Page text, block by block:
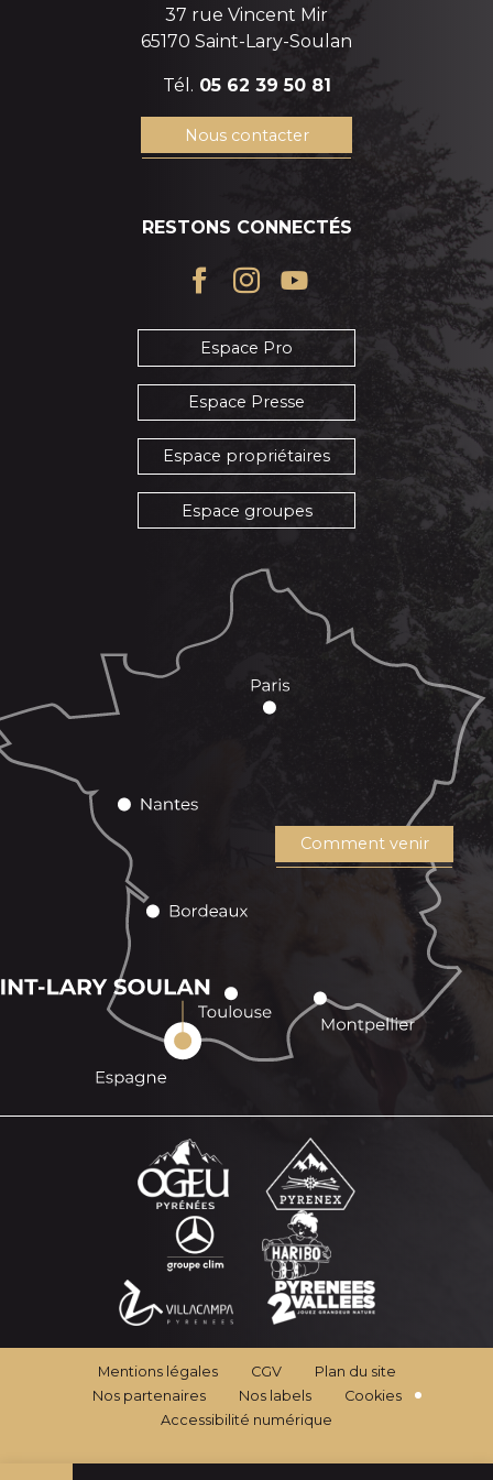
37 rue Vincent Mir
65170 Saint-Lary-Soulan
Tél. 05 62 39 50 81
Nous contacter
RESTONS CONNECTÉS
Espace Pro
Espace Presse
Espace propriétaires
Espace groupes
Comment venir
Mentions légales CGV
Plan du site
Nos partenaires
Nos labels
Cookies
Accessibilité numérique